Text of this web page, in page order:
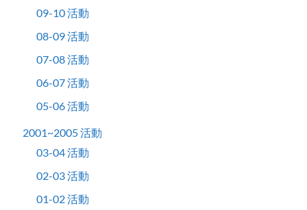
09-10 活動
08-09 活動
07-08 活動
06-07 活動
05-06 活動
2001~2005 活動
03-04 活動
02-03 活動
01-02 活動